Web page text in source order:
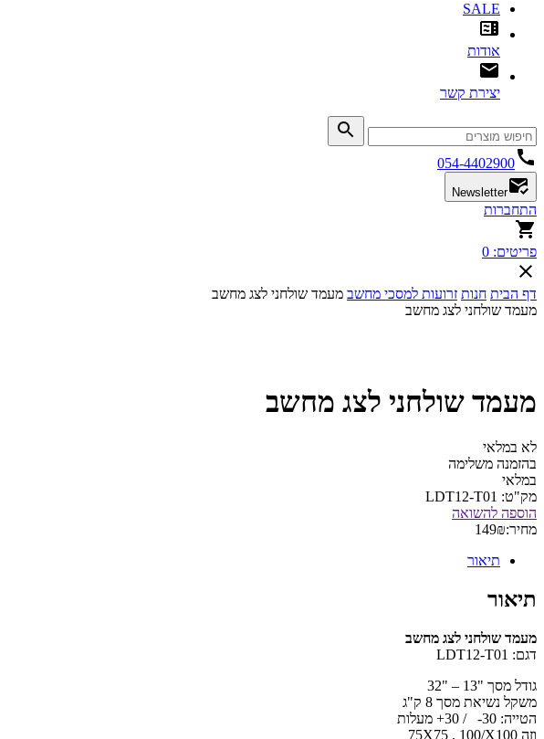
SALE
אודות
יצירת קשר
054-4402900
Newsletter
התחברות
פריטים: 0
דף הבית חנות זרועות למסכי מחשב מעמד שולחני לצג מחשב
מעמד שולחני לצג מחשב
מעמד שולחני לצג מחשב
לא במלאי
בהזמנה משלימה
במלאי
מק"ט: LDT12-T01
הוספה להשואה
מחיר:
149₪
תיאור
תיאור
מעמד שולחני לצג מחשב
דגם: LDT12-T01
גודל מסך "13 – "32
משקל נשיאת מסך 8 ק"ג
הטייה: 30- / 30+ מעלות
וזה 75X75 , 100/X100